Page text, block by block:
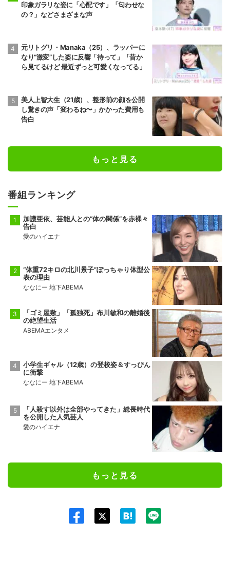
印象ガラリな姿に「心配です」「匂わせな
の？」などさまざまな声
元リトグリ・Manaka（25）、ラッパーに
なり“激変”した姿に反響「待って」「昔か
ら見てるけど 最近ずっと可愛くなってる」
美人上智大生（21歳）、整形前の顔を公開
し驚きの声「変わるね〜」かかった費用も
告白
もっと見る
番組ランキング
加護亜依、芸能人との“体の関係”を赤裸々
告白
愛のハイエナ
“体重72キロの北川景子”ぽっちゃり体型公
表の理由
ななにー 地下ABEMA
「ゴミ屋敷」「孤独死」布川敏和の離婚後
の絶望生活
ABEMAエンタメ
小学生ギャル（12歳）の登校姿＆すっぴん
に衝撃
ななにー 地下ABEMA
「人殺す以外は全部やってきた」総長時代
を公開した人気芸人
愛のハイエナ
もっと見る